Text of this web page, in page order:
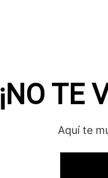
¡NO TE
Aquí te